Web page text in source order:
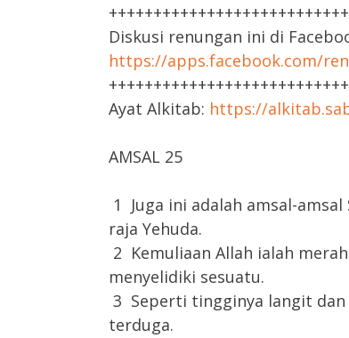
Diskusi renungan ini di
https://apps.facebook.com/
Ayat Alkitab: https://
AMSAL 25
1 Juga ini adalah amsal-
raja Yehuda.
2 Kemuliaan Allah ialah
menyelidiki sesuatu.
3 Seperti tingginya langit
terduga.